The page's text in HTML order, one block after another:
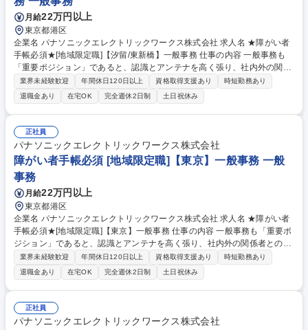
月給22万円以上
東京都港区
企業名 パナソニックエレクトリックワークス株式会社 求人名 ★障がい者
手帳必須★[地域限定職]【汐留/東新橋】一般事務 仕事の内容 一般事務も
「重要ポジション」であると、認識とアンテナを高く張り、社内外の関係
者とのコミュニケーションを密に取って各種業務推進いただきます。 【具
体的な仕事内容】 直轄部門事務として専門性を活かした一般事務(庶務含
む)全般をお任せします。各種資料作成、各種会議(WEB含む)の実施調整と
当日設営および運営、備品発注、伝票処理、自部門の予算管理、電話応対
等、幅広い業務をご担当いただきます。 募集職種 ★障がい者手帳必須★
[地域限定職]【汐留/東新橋】一般事務
業界未経験歓迎 年間休日120日以上 資格取得支援あり
時短勤務あり
退職金あり
在宅OK 完全週休2日制 土日祝休み
正社員
パナソニックエレクトリックワークス株式会社
障がい者手帳必須 [地域限定職]【東京】一般事務 一般
事務
月給22万円以上
東京都港区
企業名 パナソニックエレクトリックワークス株式会社 求人名 ★障がい者
手帳必須★[地域限定職]【東京】一般事務 仕事の内容 一般事務も「重要ポ
ジション」であると、認識とアンテナを高く張り、社内外の関係者とのコ
ミュニケーションを密に取って各種業務推進いただきます。 【具体的な仕
事内容】 一般事務(庶務含む)全般をお任せします。 各種資料作成、各種会
議(WEB含む)の実施調整と当日設営および運営、備品発注、伝票処理、自
部門の予算管理、電話応対等、幅広い業務をご担当いただきます。 募集職
種 ★障がい者手帳必須★[地域限定職]【東京】一般事務
業界未経験歓迎 年間休日120日以上 資格取得支援あり
時短勤務あり
退職金あり
在宅OK 完全週休2日制 土日祝休み
正社員
パナソニックエレクトリックワークス株式会社